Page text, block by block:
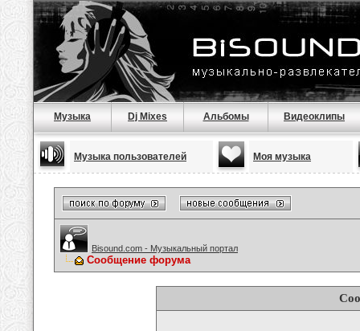
Музыка Dj Mixes Альбомы Видеоклипы
Музыка пользователей Моя музыка
Bisound.com - Музыкальный портал
Сообщение форума